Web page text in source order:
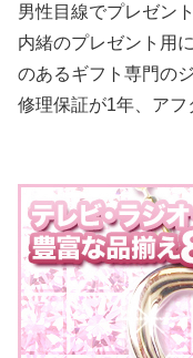
男性目線でプレゼン
内緒のプレゼント用
のあるギフト専門の
修理保証が1年、アフ